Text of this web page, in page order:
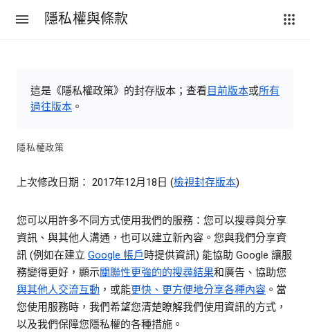
隱私權與條款
這是《隱私權政策》的封存版本；查看 目前版本或所有
過往版本 。
隱私權政策
上次修改日期： 2017年12月18日 (檢視封存版本)
您可以用許多不同方式使用我們的服務：您可以搜尋與分享
資訊、與其他人溝通，也可以建立新內容。您與我們分享資
訊 (例如在建立 Google 帳戶 時提供資訊) 能協助 Google 讓服
務變得更好，顯示關聯性更強的的搜尋結果和廣告、協助您
與其他人交流互動 ，或能更快、更方便地分享各種內容 。當
您使用服務時，我們希望您清楚瞭解我們使用資訊的方式，
以及我們保障您隱私權的各種措施。